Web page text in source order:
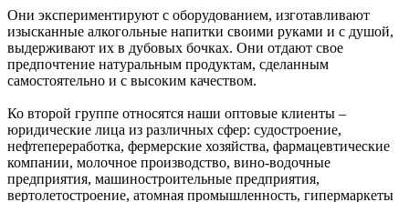
Они экспериментируют с оборудованием, изготавливают
изысканные алкогольные напитки своими руками и с душой,
выдерживают их в дубовых бочках. Они отдают свое
предпочтение натуральным продуктам, сделанным
самостоятельно и с высоким качеством.
Ко второй группе относятся наши оптовые клиенты –
юридические лица из различных сфер: судостроение,
нефтепереработка, фермерские хозяйства, фармацевтические
компании, молочное производство, вино-водочные
предприятия, машиностроительные предприятия,
вертолетостроение, атомная промышленность, гипермаркеты